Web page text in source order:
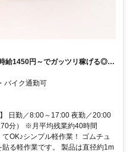
給1450円～でガッツリ稼げる◎モ
バイク通勤可
日勤／8:00～17:00 夜勤／20:00
分） ※月平均残業約40時間
OK♪シンプル軽作業！ ゴムチュ
る軽作業です。 製品は直径約1m